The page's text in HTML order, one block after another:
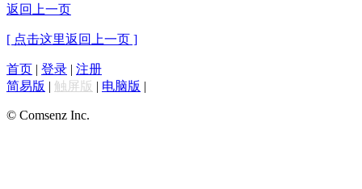
返回上一页
[ 点击这里返回上一页 ]
首页 | 登录 | 注册
简易版 | 触屏版 | 电脑版 |
© Comsenz Inc.